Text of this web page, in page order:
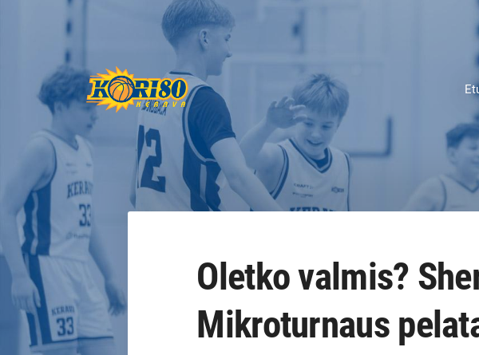
Keravan Kori-80 ry
Oletko valmis?
Mikroturnaus